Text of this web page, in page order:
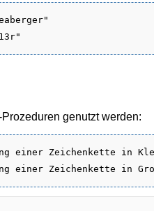
genutzt werden:
einer Zeichenkette in